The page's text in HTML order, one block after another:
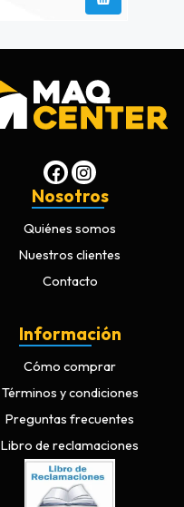
Nosotros
Quiénes somos
Nuestros clientes
Contacto
Información
Cómo comprar
Términos y condiciones
Preguntas frecuentes
Libro de reclamaciones